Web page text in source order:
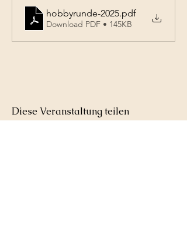
hobbyrunde-2025.pdf
Download PDF • 145KB
Diese Veranstaltung teilen